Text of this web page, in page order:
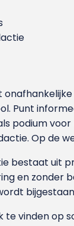
Punt
podium
Op de
bestaat uit
en zonder
te vinden op